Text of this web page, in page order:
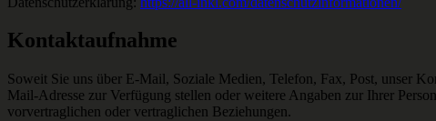
Kontaktaufnahme
Soweit Sie uns über E-Mail, Soziale Medien, Telefon, Fax, Post, unser
Mail-Adresse zur Verfügung stellen oder weitere Angaben zur Ihrer
vorvertraglichen oder vertraglichen Beziehungen.